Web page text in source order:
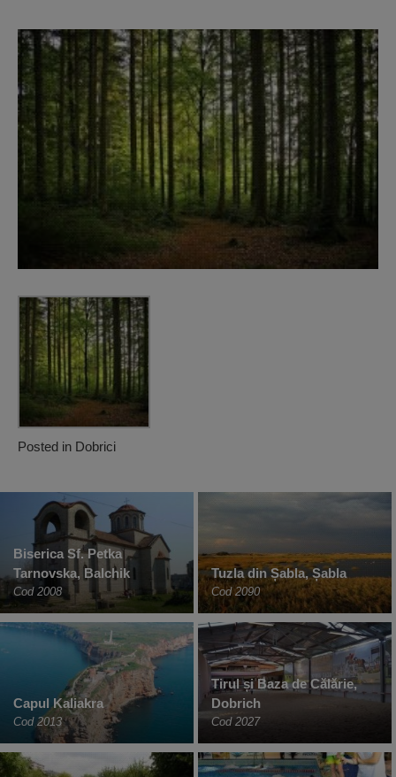
Posted in Dobrici
Biserica Sf. Petka
Tarnovska, Balchik
Cod 2008
Tuzla din Șabla, Șabla
Cod 2090
Capul Kaliakra
Cod 2013
Tirul și Baza de Călărie,
Dobrich
Cod 2027